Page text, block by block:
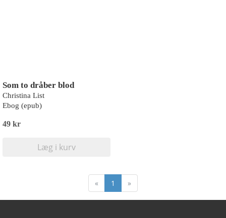
Som to dråber blod
Christina List
Ebog (epub)
49 kr
Læg i kurv
« 1 »